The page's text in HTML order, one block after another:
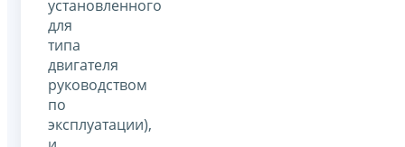
установленного
для
типа
двигателя
руководством
по
эксплуатации),